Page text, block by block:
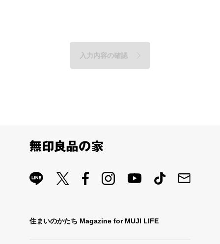
入力内容の確認
住まいのかたち Magazine for MUJI LIFE